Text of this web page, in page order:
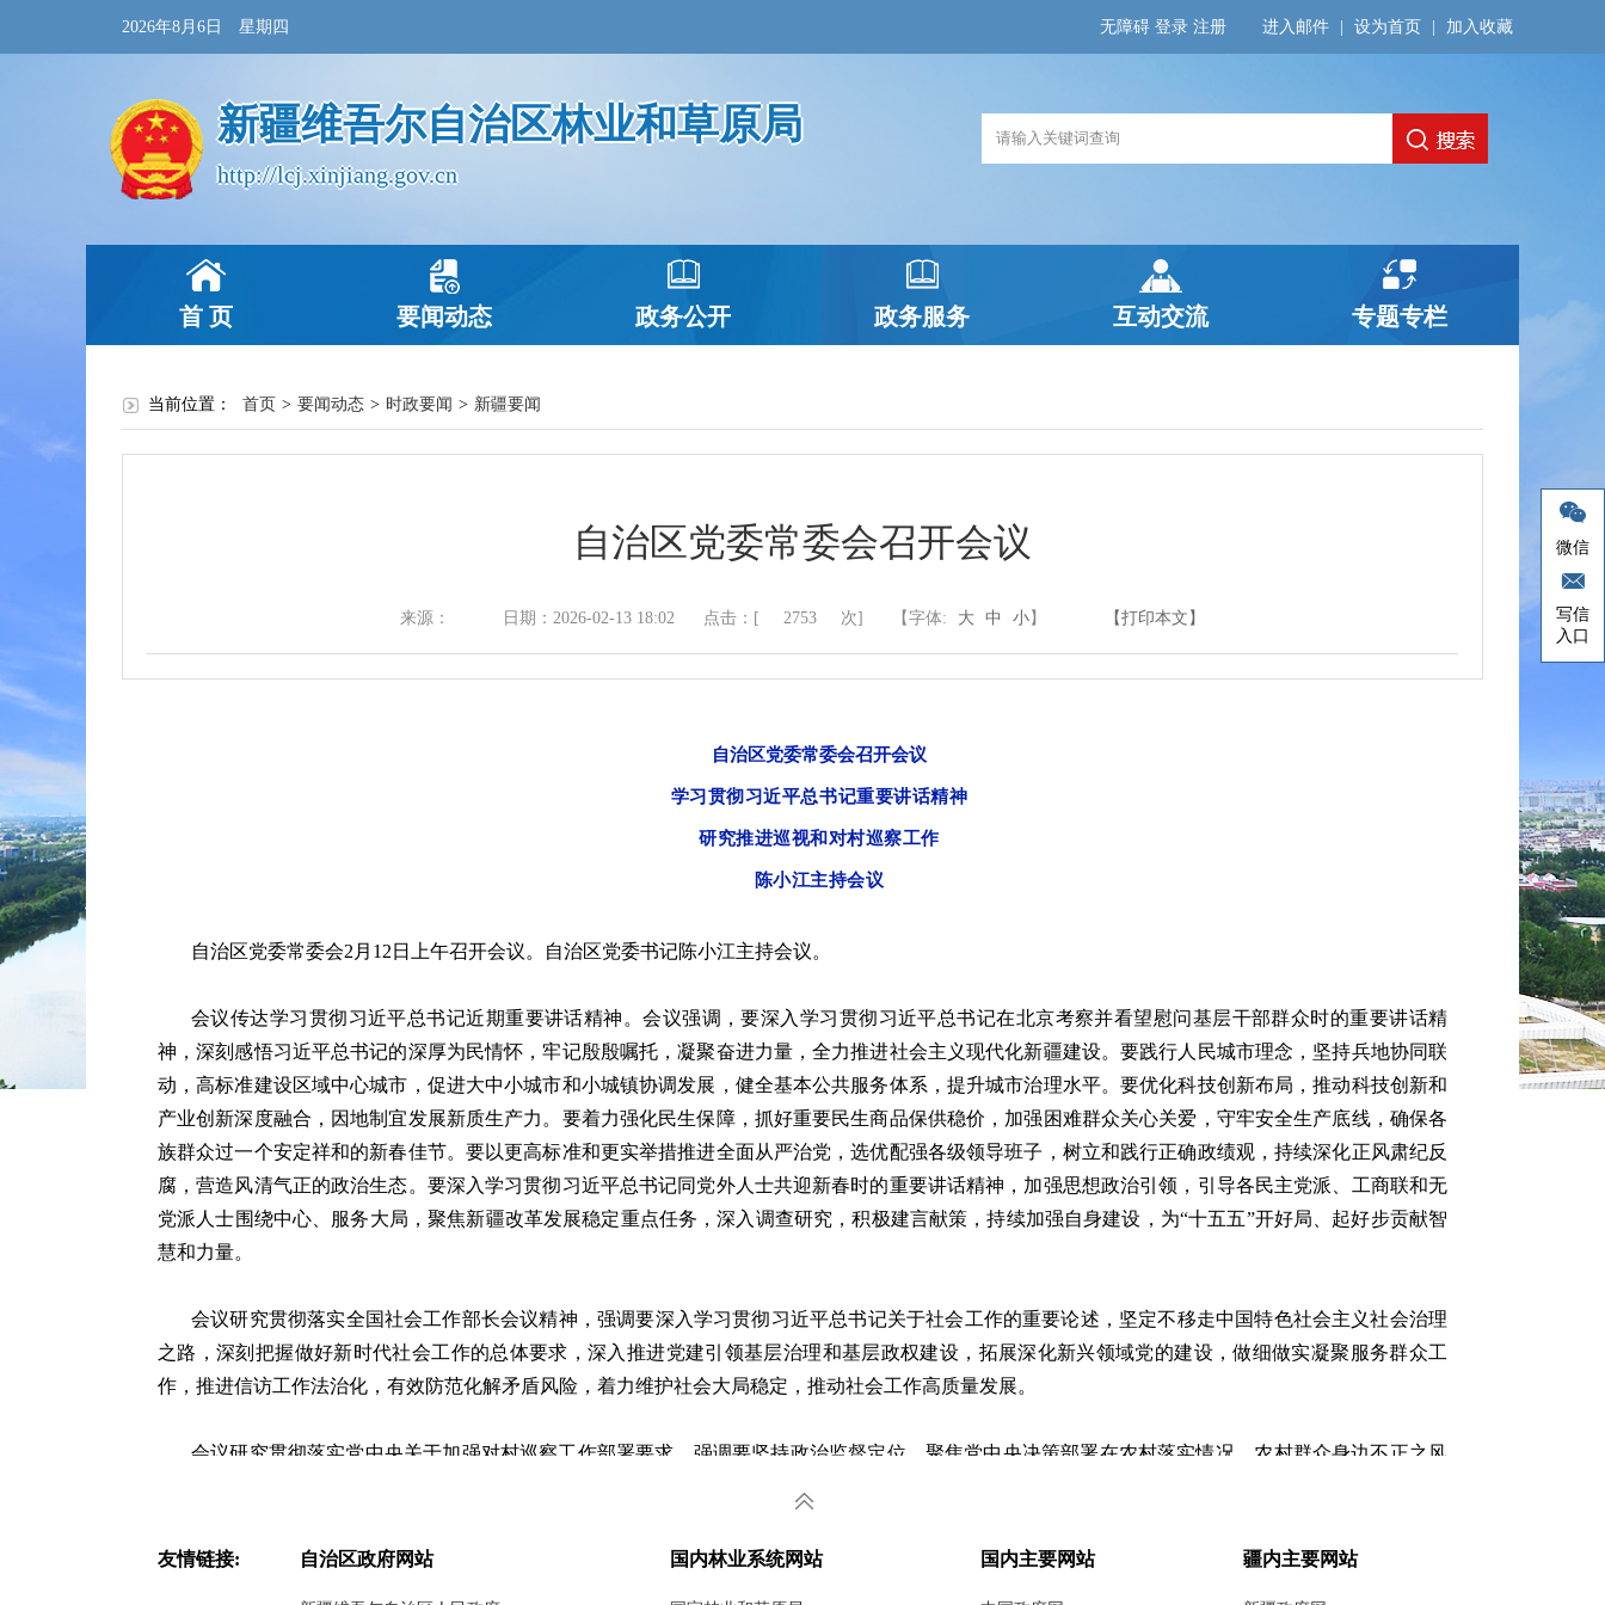
微信
写信
入口
2026年8月6日 星期四 进入邮件 设为首页 加入收藏
无障碍 登录 注册
新疆维吾尔自治区林业和草原局
http://lcj.xinjiang.gov.cn
首 页 要闻动态 政务公开 政务服务 互动交流 专题专栏
当前位置： 首页 > 要闻动态 > 时政要闻 > 新疆要闻
自治区党委常委会召开会议
来源： 日期：2026-02-13 18:02 点击：[ 2753 次] 【字体: 大 中 小 】 【打印本文】
自治区党委常委会召开会议
学习贯彻习近平总书记重要讲话精神
研究推进巡视和对村巡察工作
陈小江主持会议
自治区党委常委会2月12日上午召开会议。自治区党委书记陈小江主持会议。
会议传达学习贯彻习近平总书记近期重要讲话精神。会议强调，要深入学习贯彻习近平总书记在北京考察并看望慰问基层干部群众时的重要讲话精
神，深刻感悟习近平总书记的深厚为民情怀，牢记殷殷嘱托，凝聚奋进力量，全力推进社会主义现代化新疆建设。要践行人民城市理念，坚持兵地协同联
动，高标准建设区域中心城市，促进大中小城市和小城镇协调发展，健全基本公共服务体系，提升城市治理水平。要优化科技创新布局，推动科技创新和
产业创新深度融合，因地制宜发展新质生产力。要着力强化民生保障，抓好重要民生商品保供稳价，加强困难群众关心关爱，守牢安全生产底线，确保各
族群众过一个安定祥和的新春佳节。要以更高标准和更实举措推进全面从严治党，选优配强各级领导班子，树立和践行正确政绩观，持续深化正风肃纪反
腐，营造风清气正的政治生态。要深入学习贯彻习近平总书记同党外人士共迎新春时的重要讲话精神，加强思想政治引领，引导各民主党派、工商联和无
党派人士围绕中心、服务大局，聚焦新疆改革发展稳定重点任务，深入调查研究，积极建言献策，持续加强自身建设，为“十五五”开好局、起好步贡献智
慧和力量。
会议研究贯彻落实全国社会工作部长会议精神，强调要深入学习贯彻习近平总书记关于社会工作的重要论述，坚定不移走中国特色社会主义社会治理
之路，深刻把握做好新时代社会工作的总体要求，深入推进党建引领基层治理和基层政权建设，拓展深化新兴领域党的建设，做细做实凝聚服务群众工
作，推进信访工作法治化，有效防范化解矛盾风险，着力维护社会大局稳定，推动社会工作高质量发展。
会议研究贯彻落实党中央关于加强对村巡察工作部署要求，强调要坚持政治监督定位，聚焦党中央决策部署在农村落实情况
‌、‌农村群众身边不正之风
友情链接: 自治区政府网站 国内林业系统网站 国内主要网站 疆内主要网站